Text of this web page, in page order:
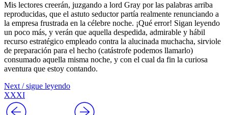
Mis lectores creerán, juzgando a lord Gray por las palabras arriba
reproducidas, que el astuto seductor partía realmente renunciando a
la empresa frustrada en la célebre noche. ¡Qué error! Sigan leyendo
un poco más, y verán que aquella despedida, admirable y hábil
recurso estratégico empleado contra la alucinada muchacha, sirviole
de preparación para el hecho (catástrofe podemos llamarlo)
consumado aquella misma noche, y con el cual da fin la curiosa
aventura que estoy contando.
Next / sigue leyendo
XXXI